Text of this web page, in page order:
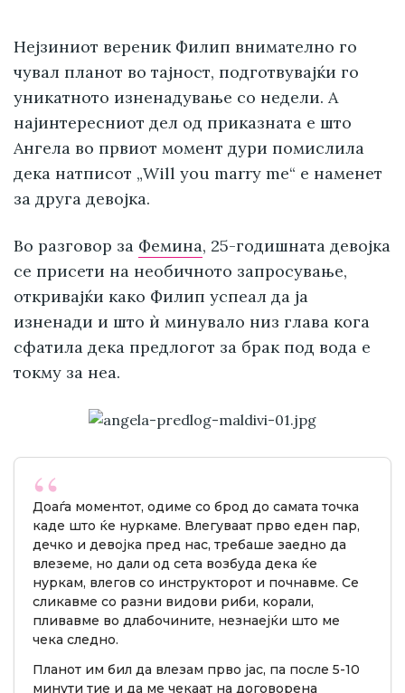
Нејзиниот вереник Филип внимателно го
чувал планот во тајност, подготвувајќи го
уникатното изненадување со недели. А
најинтересниот дел од приказната е што
Ангела во првиот момент дури помислила
дека натписот „Will you marry me“ е наменет
за друга девојка.
Во разговор за Фемина, 25-годишната девојка
се присети на необичното запросување,
откривајќи како Филип успеал да ја
изненади и што ѝ минувало низ глава кога
сфатила дека предлогот за брак под вода е
токму за неа.
Доаѓа моментот, одиме со брод до самата точка
каде што ќе нуркаме. Влегуваат прво еден пар,
дечко и девојка пред нас, требаше заедно да
влеземе, но дали од сета возбуда дека ќе
нуркам, влегов со инструкторот и почнавме. Се
сликавме со разни видови риби, корали,
пливавме во длабочините, незнаејќи што ме
чека следно.
Планот им бил да влезам прво јас, па после 5-10
минути тие и да ме чекаат на договорена